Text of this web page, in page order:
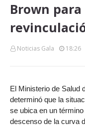
Brown
Noticias Gala 18:26
El Ministerio de Salud
determinó que la
se ubica en un
descenso de la curva